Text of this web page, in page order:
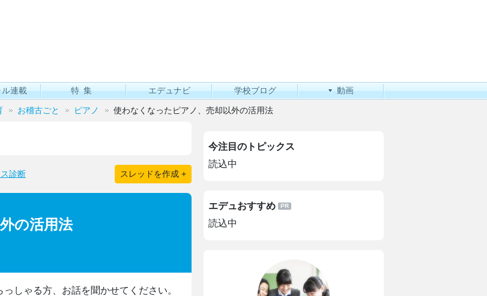
連載 特集 エデュナビ 学校ブログ 動画
お稽古ごと ピアノ 使わなくなったピアノ、売却以外の活用法
診断 スレッドを作成 +
の活用法
しゃる方、お話を聞かせてください。
今注目のトピックス
読込中
エデュおすすめ
読込中